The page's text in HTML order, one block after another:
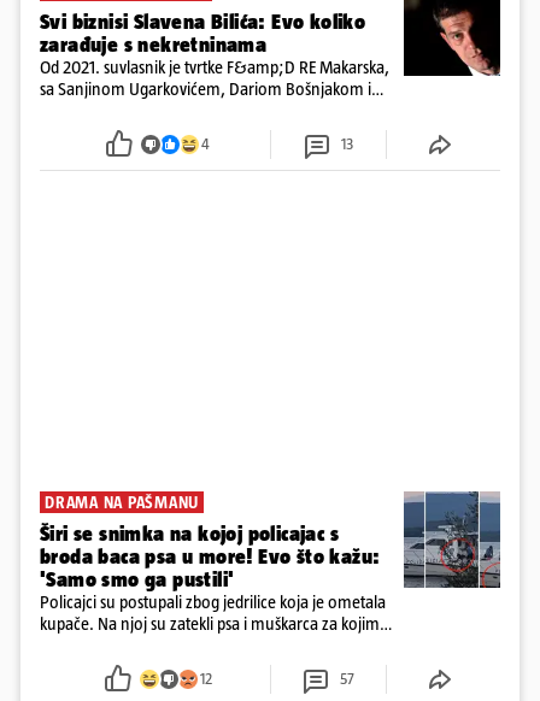
Svi biznisi Slavena Bilića: Evo koliko
zarađuje s nekretninama
Od 2021. suvlasnik je tvrtke F&amp;D RE Makarska,
sa Sanjinom Ugarkovićem, Dariom Bošnjakom i
poslovanje nekretninama, a od osnutka nema
zaposlenih
4 13
DRAMA NA PAŠMANU
Širi se snimka na kojoj policajac s
broda baca psa u more! Evo što kažu:
'Samo smo ga pustili'
Policajci su postupali zbog jedrilice koja je ometala
kupače. Na njoj su zatekli psa i muškarca za kojim
ga uhitili, a psa je preuzeo komunalni redar
12 57